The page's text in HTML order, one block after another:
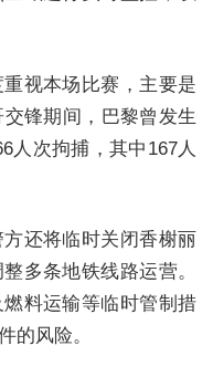
视本场比赛，主要是
锋期间，巴黎曾发生
人次拘捕，其中167人
还将临时关闭香榭丽
多条地铁线路运营。
料运输等临时管制措
的风险。